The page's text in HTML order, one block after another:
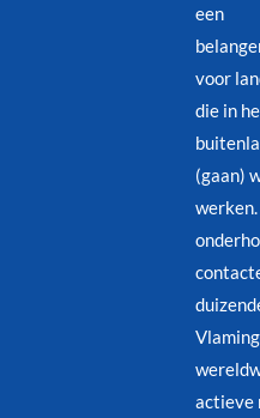
een
voor
die in
(gaan)
actieve